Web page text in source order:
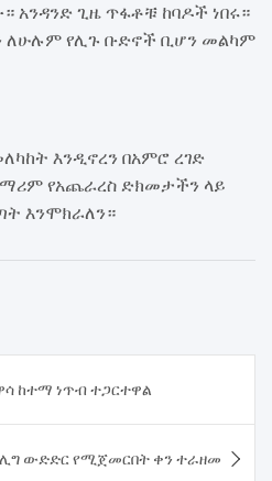
አንዳንድ ጊዜ ጥፋቶቹ ከባዶች ነበሩ።
ለሁሉም የሊጉ ቡድኖች ቢሆን መልካም
እንዲኖረን በአምሮ ረገድ
የአጨራረስ ድክመታችን ላይ
እንሞክራለን።
ከተማ ነጥብ ተጋርተዋል
ውድድር የሚጀመርበት ቀን ተራዘመ